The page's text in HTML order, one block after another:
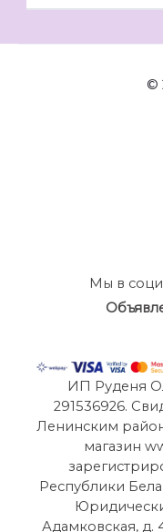
©
Мы в
ИП Руденя
291536926.
Ленинским
магазин
Республики
Адамковская, д.